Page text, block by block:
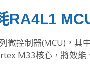
RA4L1
微控制器(MCU)， 其
M33核心，將效能